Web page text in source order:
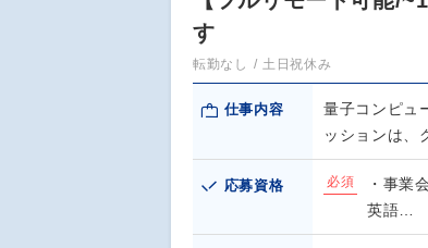
す
転勤なし 土日祝休み
仕事内容
量子コンピュ
ッションは、
応募資格 必須
・事業
英語…